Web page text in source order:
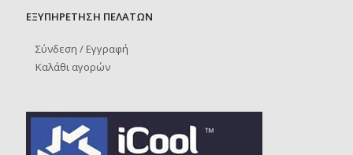
ΕΞΥΠΗΡΕΤΗΣΗ ΠΕΛΑΤΩΝ
Σύνδεση / Εγγραφή
Καλάθι αγορών